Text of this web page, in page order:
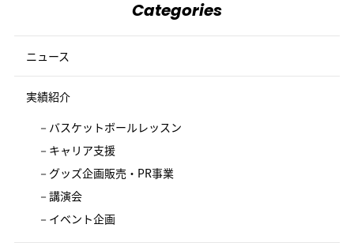
Categories
ニュース
実績紹介
バスケットボールレッスン
キャリア支援
グッズ企画販売・PR事業
講演会
イベント企画